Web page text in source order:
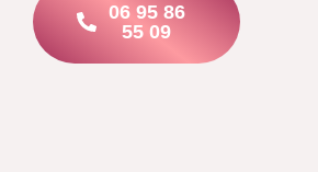
06 95 86
55 09